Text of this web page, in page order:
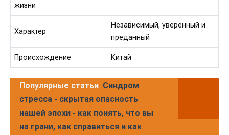
жизни
Характер
Независимый, уверенный и
преданный
Происхождение Китай
Популярные статьи Синдром
стресса - скрытая опасность
нашей эпохи - как понять, что вы
на грани, как справиться и как